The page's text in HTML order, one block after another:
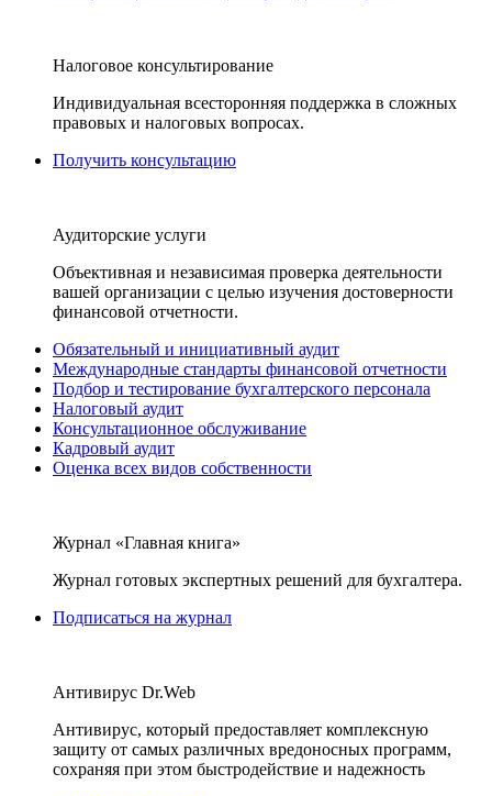
Налоговое консультирование
Индивидуальная всесторонняя поддержка в сложных
правовых и налоговых вопросах.
Получить консультацию
Аудиторские услуги
Объективная и независимая проверка деятельности
вашей организации с целью изучения достоверности
финансовой отчетности.
Обязательный и инициативный аудит
Международные стандарты финансовой отчетности
Подбор и тестирование бухгалтерского персонала
Налоговый аудит
Консультационное обслуживание
Кадровый аудит
Оценка всех видов собственности
Журнал «Главная книга»
Журнал готовых экспертных решений для бухгалтера.
Подписаться на журнал
Антивирус Dr.Web
Антивирус, который предоставляет комплексную
защиту от самых различных вредоносных программ,
сохраняя при этом быстродействие и надежность